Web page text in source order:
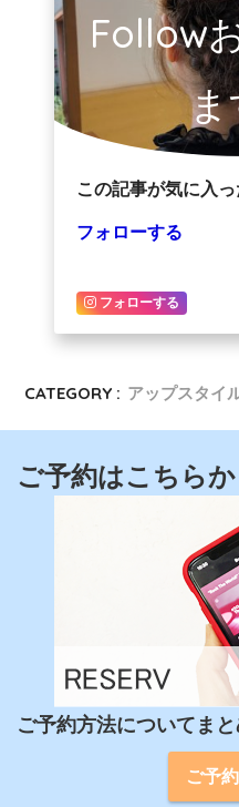
Follow
ま
この記事が気に入
フォローする
フォローする
CATEGORY : アップスタイ
ご予約はこちらか
ご予約方法についてまと
ご予